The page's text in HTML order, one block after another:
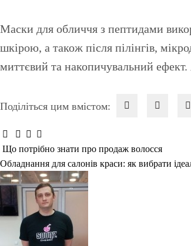
Маски для обличчя з пептидами
шкірою, а також після пілінгів,
миттєвий та накопичувальний
Поділіться цим вмістом:
Навігація
записів
Що потрібно знати про продаж волосся
Обладнання для салонів краси: як вибрати